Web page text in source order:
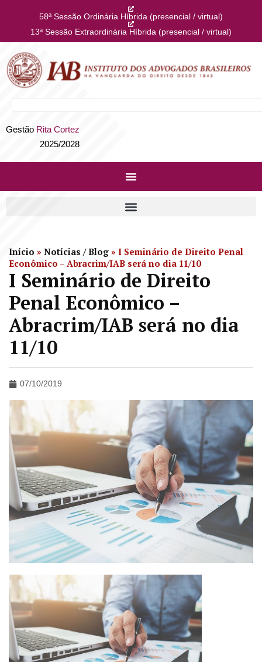
58ª Sessão Ordinária Híbrida (presencial / virtual)
13ª Sessão Extraordinária Híbrida (presencial / virtual)
Gestão Rita Cortez
2025/2028
Início » Notícias / Blog » I Seminário de Direito Penal
Econômico – Abracrim/IAB será no dia 11/10
I Seminário de Direito
Penal Econômico –
Abracrim/IAB será no dia
11/10
07/10/2019